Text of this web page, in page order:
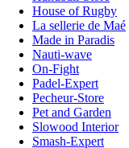
House of Rugby
La sellerie de Maé
Made in Paradis
Nauti-wave
On-Fight
Padel-Expert
Pecheur-Store
Pet and Garden
Slowood Interior
Smash-Expert